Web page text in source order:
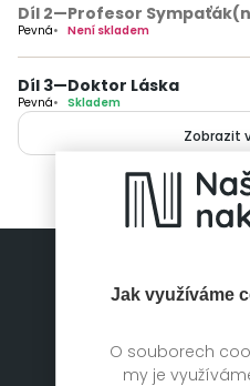
Jak využíváme
O souborech
my je
Díl 2—Profesor Sympaťák
Pevná Není skladem
Díl 3—Doktor Láska
Pevná Skladem
Zobrazit
Mapa